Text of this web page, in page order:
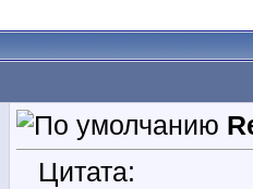
Цитата: